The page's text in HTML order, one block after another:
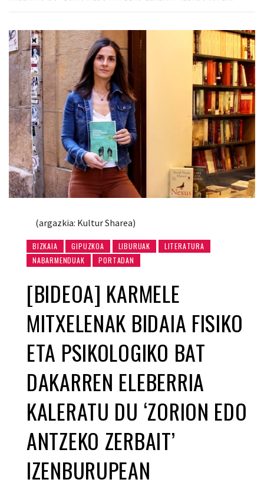
(argazkia: Kultur Sharea)
BIZKAIA GIPUZKOA LIBURUAK
LITERATURA
NABARMENDUAK
PORTADAN
[BIDEOA] KARMELE
MITXELENAK BIDAIA FISIKO
ETA PSIKOLOGIKO BAT
DAKARREN ELEBERRIA
KALERATU DU ‘ZORION EDO
ANTZEKO ZERBAIT’
IZENBURUPEAN